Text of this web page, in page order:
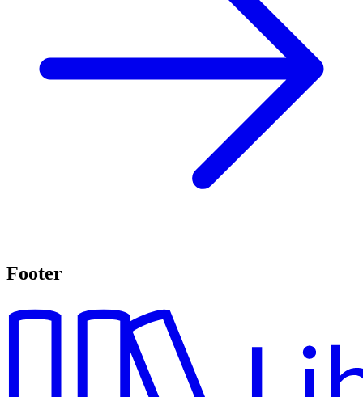
Footer